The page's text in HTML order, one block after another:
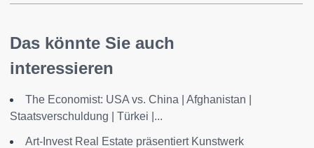
Das könnte Sie auch
interessieren
The Economist: USA vs. China | Afghanistan |
Staatsverschuldung | Türkei |...
Art-Invest Real Estate präsentiert Kunstwerk